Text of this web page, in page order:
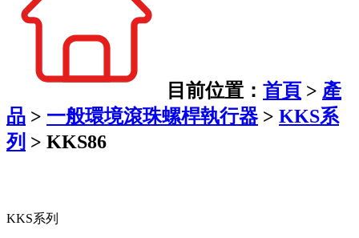
目前位置： 首頁 > 產
品 > 一般環境滾珠螺桿執行器> KKS系
列 > KKS86
KKS系列